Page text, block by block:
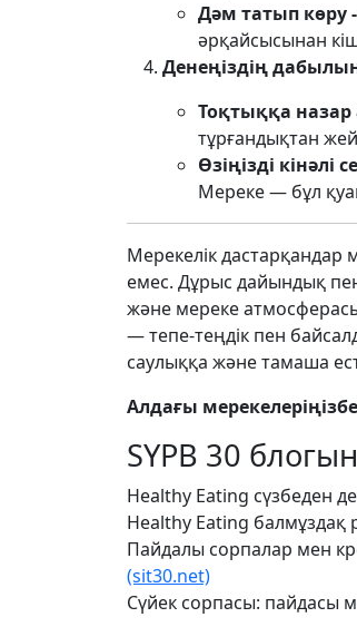
Дәм татып көру
әрқайсысынан
Денеңіздің
Тоқтыққа
тұрғандықтан
Өзіңізді кінәлі
Мереке — бұл
Мерекелік дастарқандар
емес. Дұрыс дайындық
және мереке
— тепе-теңдік пен
саулыққа және тамаша
Алдағы
SYPB 30
Healthy Eating сүзбеден
Healthy Eating балмұздақ
Пайдалы сорпалар мен
(sit30.net)
Сүйек сорпасы: пайдасы